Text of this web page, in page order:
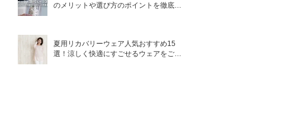
のメリットや選び方のポイントを徹底解
夏用リカバリーウェア人気おすすめ15
選！涼しく快適にすごせるウェアをご紹